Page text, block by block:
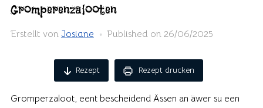
Gromperenzalooten
Erstellt von Josiane Published on 26/06/2025
Rezept Rezept drucken
Gromperzaloot, eent bescheidend Ässen an äwer su een